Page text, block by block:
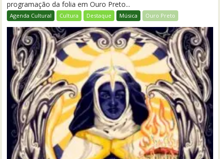
programação da folia em Ouro Preto...
Agenda Cultural Cultura Destaque Música Ouro Preto